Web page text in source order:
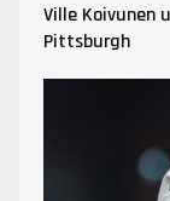
Ville Koivunen
Pittsburgh